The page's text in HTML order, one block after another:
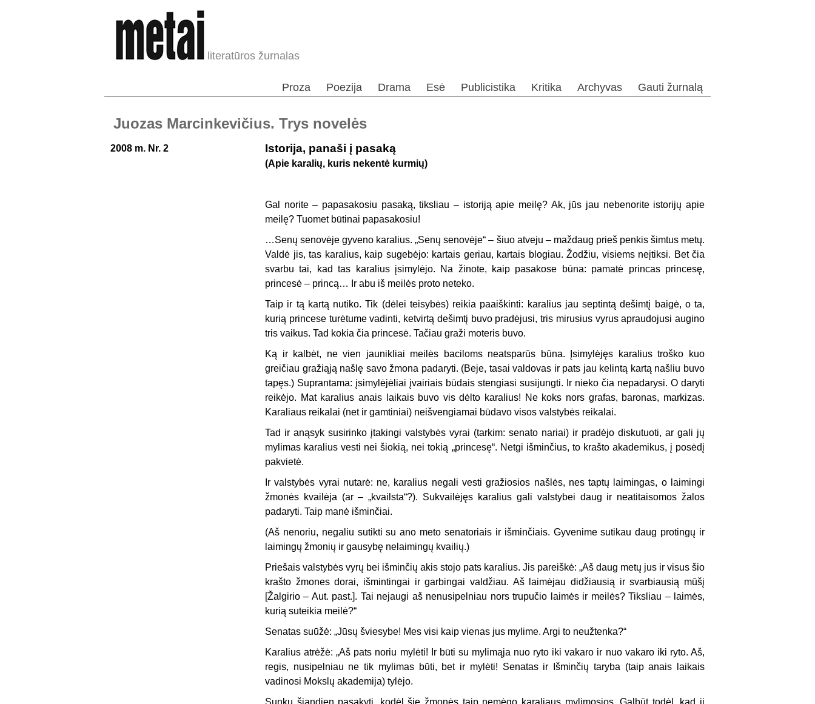
literatūros žurnalas
Proza Poezija Drama Esė Publicistika Kritika Archyvas Gauti žurnalą
Juozas Marcinkevičius. Trys novelės
2008 m. Nr. 2 Istorija, panaši į pasaką
(Apie karalių, kuris nekentė kurmių)
Gal norite – papasakosiu pasaką, tiksliau – istoriją apie meilę? Ak, jūs jau nebenorite istorijų apie
meilę? Tuomet būtinai papasakosiu!
…Senų senovėje gyveno karalius. „Senų senovėje“ – šiuo atveju – maždaug prieš penkis šimtus metų.
Valdė jis, tas karalius, kaip sugebėjo: kartais geriau, kartais blogiau. Žodžiu, visiems neįtiksi. Bet čia
svarbu tai, kad tas karalius įsimylėjo. Na žinote, kaip pasakose būna: pamatė princas princesę,
princesė – princą… Ir abu iš meilės proto neteko.
Taip ir tą kartą nutiko. Tik (dėlei teisybės) reikia paaiškinti: karalius jau septintą dešimtį baigė, o ta,
kurią princese turėtume vadinti, ketvirtą dešimtį buvo pradėjusi, tris mirusius vyrus apraudojusi augino
tris vaikus. Tad kokia čia princesė. Tačiau graži moteris buvo.
Ką ir kalbėt, ne vien jaunikliai meilės baciloms neatsparūs būna. Įsimylėjęs karalius troško kuo
greičiau gražiąją našlę savo žmona padaryti. (Beje, tasai valdovas ir pats jau kelintą kartą našliu buvo
tapęs.) Suprantama: įsimylėjėliai įvairiais būdais stengiasi susijungti. Ir nieko čia nepadarysi. O daryti
reikėjo. Mat karalius anais laikais buvo vis dėlto karalius! Ne koks nors grafas, baronas, markizas.
Karaliaus reikalai (net ir gamtiniai) neišvengiamai būdavo visos valstybės reikalai.
Tad ir anąsyk susirinko įtakingi valstybės vyrai (tarkim: senato nariai) ir pradėjo diskutuoti, ar gali jų
mylimas karalius vesti nei šiokią, nei tokią „princesę“. Netgi išminčius, to krašto akademikus, į posėdį
pakvietė.
Ir valstybės vyrai nutarė: ne, karalius negali vesti gražiosios našlės, nes taptų laimingas, o laimingi
žmonės kvailėja (ar – „kvailsta“?). Sukvailėjęs karalius gali valstybei daug ir neatitaisomos žalos
padaryti. Taip manė išminčiai.
(Aš nenoriu, negaliu sutikti su ano meto senatoriais ir išminčiais. Gyvenime sutikau daug protingų ir
laimingų žmonių ir gausybę nelaimingų kvailių.)
Priešais valstybės vyrų bei išminčių akis stojo pats karalius. Jis pareiškė: „Aš daug metų jus ir visus šio
krašto žmones dorai, išmintingai ir garbingai valdžiau. Aš laimėjau didžiausią ir svarbiausią mūšį
[Žalgirio – Aut. past.]. Tai nejaugi aš nenusipelniau nors trupučio laimės ir meilės? Tiksliau – laimės,
kurią suteikia meilė?“
Senatas suūžė: „Jūsų šviesybe! Mes visi kaip vienas jus mylime. Argi to neužtenka?“
Karalius atrėžė: „Aš pats noriu mylėti! Ir būti su mylimąja nuo ryto iki vakaro ir nuo vakaro iki ryto. Aš,
regis, nusipelniau ne tik mylimas būti, bet ir mylėti! Senatas ir Išminčių taryba (taip anais laikais
vadinosi Mokslų akademija) tylėjo.
Sunku šiandien pasakyti, kodėl šie žmonės taip nemėgo karaliaus mylimosios. Galbūt todėl, kad ji